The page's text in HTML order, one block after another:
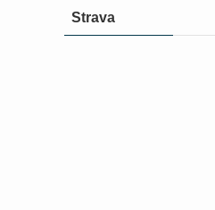
Strava